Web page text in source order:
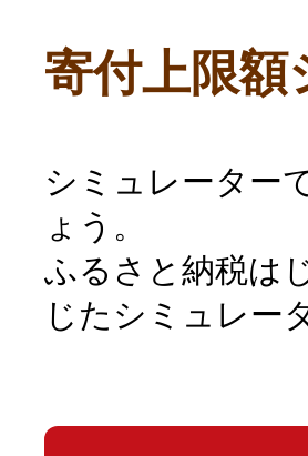
寄付上限額
シミュレーター
ょう。
ふるさと納税は
じたシミュレー